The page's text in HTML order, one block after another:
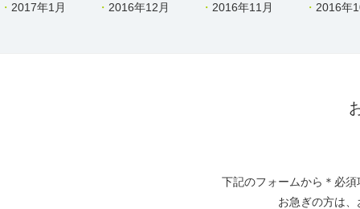
2017年1月 2016年12月 2016年11月 2016年
下記のフォームから＊必
お急ぎの方は